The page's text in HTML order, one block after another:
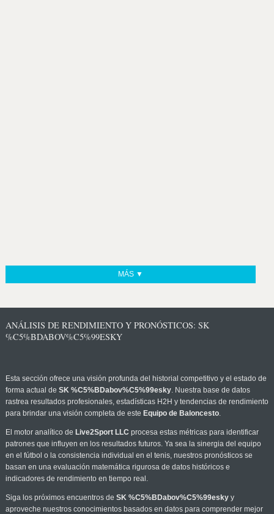
MÁS ▼
ANÁLISIS DE RENDIMIENTO Y PRONÓSTICOS: SK
%C5%BDABOV%C5%99ESKY
Esta sección ofrece una visión profunda del historial competitivo y el estado de
forma actual de SK %C5%BDabov%C5%99esky. Nuestra base de datos
rastrea resultados profesionales, estadísticas H2H y tendencias de rendimiento
para brindar una visión completa de este Equipo de Baloncesto.
El motor analítico de Live2Sport LLC procesa estas métricas para identificar
patrones que influyen en los resultados futuros. Ya sea la sinergia del equipo
en el fútbol o la consistencia individual en el tenis, nuestros pronósticos se
basan en una evaluación matemática rigurosa de datos históricos e
indicadores de rendimiento en tiempo real.
Siga los próximos encuentros de SK %C5%BDabov%C5%99eskyy
aproveche nuestros conocimientos basados en datos para comprender mejor